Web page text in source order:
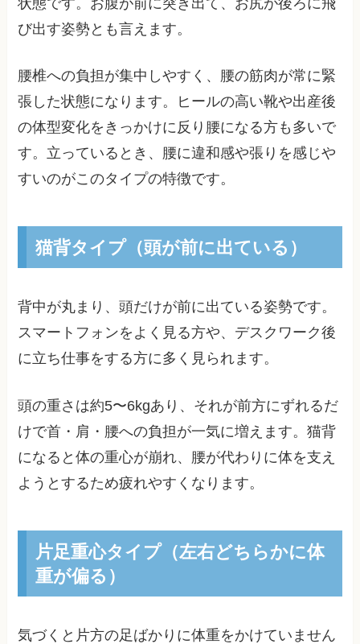
び出す姿勢とも言えます。
腰椎への負担が集中しやすく、腰の筋肉が常に緊
張した状態になります。ヒールの高い靴や出産後
の体型変化をきっかけに反り腰になる方も多いで
す。立っているとき、腰に違和感や張りを感じや
すいのがこのタイプの特徴です。
猫背タイプ（頭が前に出ている）
背中が丸まり、頭だけが前に出ている姿勢です。
スマートフォンをよく見る方や、デスクワーク後
に立ち仕事をする方に多く見られます。
頭の重さは約5〜6kgあり、それが前方にずれるだ
けで首・肩・腰への負担が一気に増えます。猫背
になると体の重心が崩れ、腰が代わりに体を支え
ようとするため疲れやすくなります。
片足重心タイプ（左右どちらかに体
重が偏る）
気づくと片方の足ばかりに体重をかけていません